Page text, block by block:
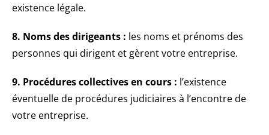
existence légale.
8. Noms des dirigeants : les noms et prénoms des
personnes qui dirigent et gèrent votre entreprise.
9. Procédures collectives en cours : l’existence
éventuelle de procédures judiciaires à l’encontre de
votre entreprise.